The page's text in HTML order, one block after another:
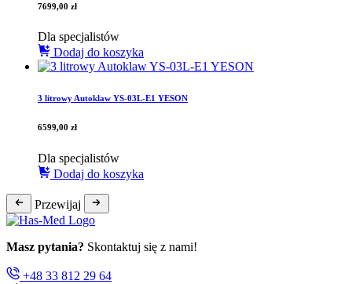
7699,00 zł
Dla specjalistów
Dodaj do koszyka
3 litrowy Autoklaw YS-03L-E1 YESON
6599,00 zł
Dla specjalistów
Dodaj do koszyka
Przewijaj
Masz pytania? Skontaktuj się z nami!
+48 33 812 29 64